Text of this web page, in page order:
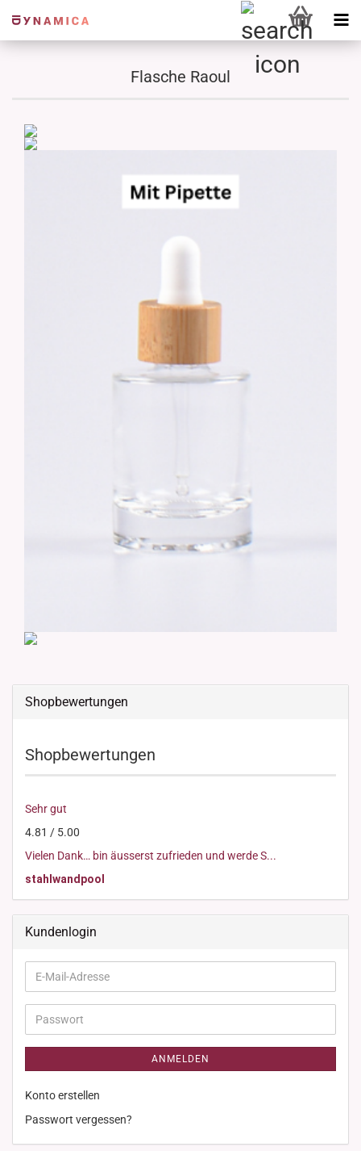
Flasche Raoul
Shopbewertungen
Shopbewertungen
Sehr gut
4.81 / 5.00
Vielen Dank… bin äusserst zufrieden und werde S...
stahlwandpool
Kundenlogin
E-
Mail-
Adresse
Passwort
ANMELDEN
Konto erstellen
Passwort vergessen?